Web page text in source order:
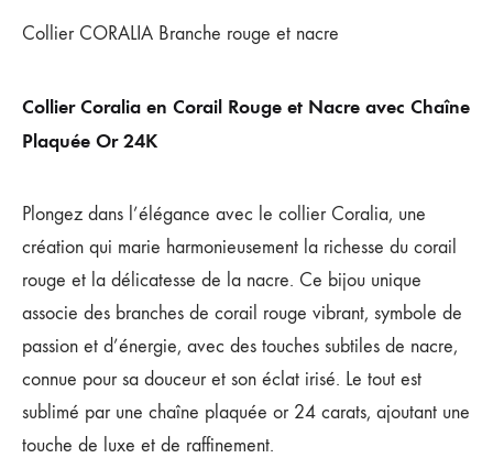
Collier CORALIA Branche rouge et nacre
Collier Coralia en Corail Rouge et Nacre avec Chaîne
Plaquée Or 24K
Plongez dans l’élégance avec le collier Coralia, une
création qui marie harmonieusement la richesse du corail
rouge et la délicatesse de la nacre. Ce bijou unique
associe des branches de corail rouge vibrant, symbole de
passion et d’énergie, avec des touches subtiles de nacre,
connue pour sa douceur et son éclat irisé. Le tout est
sublimé par une chaîne plaquée or 24 carats, ajoutant une
touche de luxe et de raffinement.